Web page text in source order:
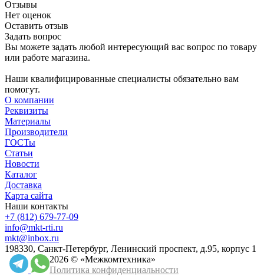
Отзывы
Нет оценок
Оставить отзыв
Задать вопрос
Вы можете задать любой интересующий вас вопрос по товару
или работе магазина.
Наши квалифицированные специалисты обязательно вам
помогут.
О компании
Реквизиты
Материалы
Производители
ГОСТы
Статьи
Новости
Каталог
Доставка
Карта сайта
Наши контакты
+7 (812) 679-77-09
info@mkt-rti.ru
mkt@inbox.ru
198330, Санкт-Петербург, Ленинский проспект, д.95, корпус 1
2026 © «Межкомтехника»
Политика конфиденциальности